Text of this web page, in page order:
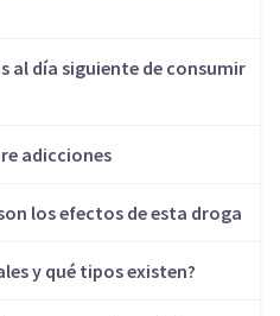
al día siguiente de consumir
adicciones
los efectos de esta droga
y qué tipos existen?